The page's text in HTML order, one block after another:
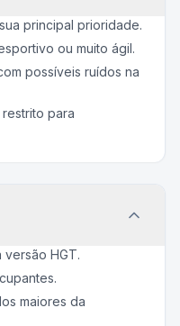
principal prioridade.
ou muito ágil.
possíveis ruídos na
para
HGT.
maiores da